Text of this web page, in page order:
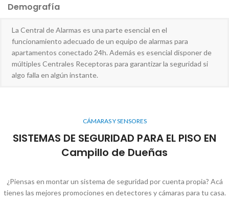
Demografía
La Central de Alarmas es una parte esencial en el
funcionamiento adecuado de un equipo de alarmas para
apartamentos conectado 24h. Además es esencial disponer de
múltiples Centrales Receptoras para garantizar la seguridad si
algo falla en algún instante.
CÁMARAS Y SENSORES
SISTEMAS DE SEGURIDAD PARA EL PISO EN
Campillo de Dueñas
¿Piensas en montar un sistema de seguridad por cuenta propia? Acá
tienes las mejores promociones en detectores y cámaras para tu casa.